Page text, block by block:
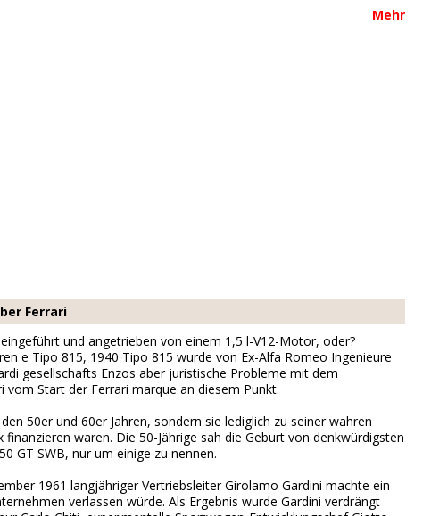
Mehr
Ferrari
und angetrieben von einem 1,5 l-V12-Motor, oder?
e Tipo 815, 1940 Tipo 815 wurde von Ex-Alfa Romeo Ingenieure
gesellschafts Enzos aber juristische Probleme mit dem
Start der Ferrari marque an diesem Punkt.
50er und 60er Jahren, sondern sie lediglich zu seiner wahren
waren. Die 50-Jährige sah die Geburt von denkwürdigsten
GT SWB, nur um einige zu nennen.
1961 langjähriger Vertriebsleiter Girolamo Gardini machte ein
verlassen würde. Als Ergebnis wurde Gardini verdrängt